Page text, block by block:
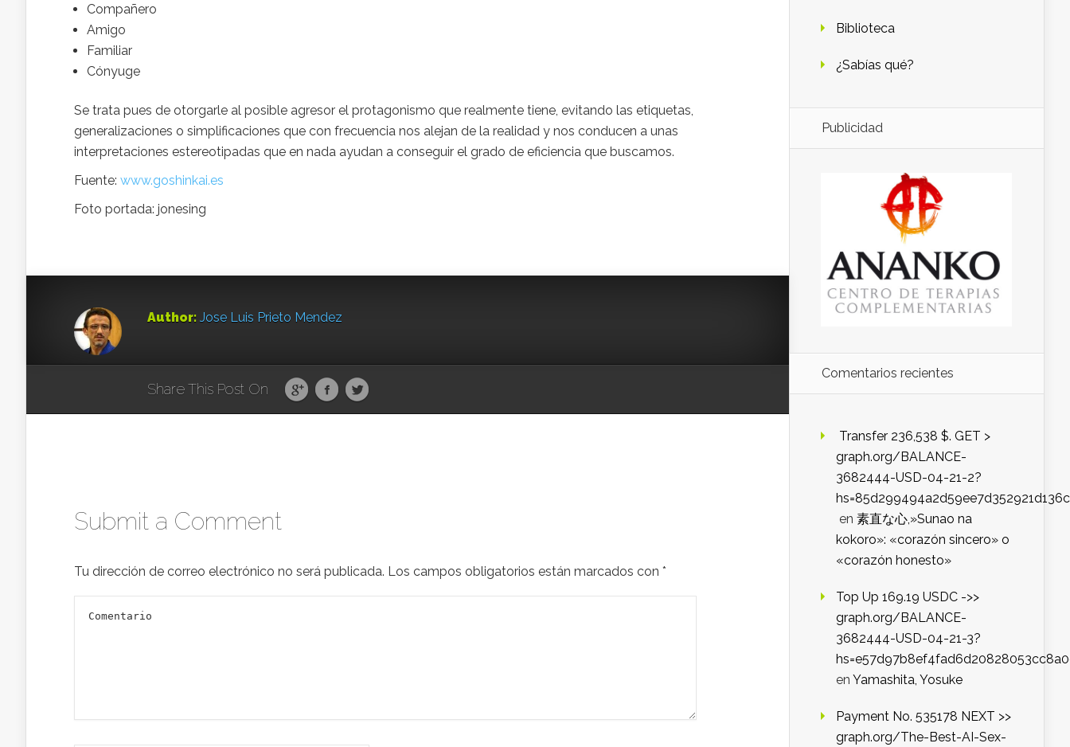
Compañero
Amigo
Familiar
Cónyuge
Se trata pues de otorgarle al posible agresor el protagonismo que realmente tiene, evitando las etiquetas,
generalizaciones o simplificaciones que con frecuencia nos alejan de la realidad y nos conducen a unas
interpretaciones estereotipadas que en nada ayudan a conseguir el grado de eficiencia que buscamos.
Fuente: www.goshinkai.es
Foto portada: jonesing
Author: Jose Luis Prieto Mendez
Share This Post On
Submit a Comment
Tu dirección de correo electrónico no será publicada. Los campos obligatorios están marcados con *
Biblioteca
¿Sabías qué?
Publicidad
Comentarios recientes
️ Transfer 236,538 $. GET >
graph.org/BALANCE-
3682444-USD-04-21-2?
en 素直な心,»Sunao na
kokoro»: «corazón sincero» o
«corazón honesto»
Top Up 169.19 USDC ->>
graph.org/BALANCE-
3682444-USD-04-21-3?
en Yamashita, Yosuke
Payment No. 535178 NEXT >>
graph.org/The-Best-AI-Sex-